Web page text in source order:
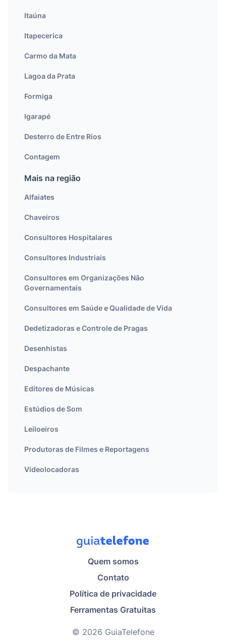
Itaúna
Itapecerica
Carmo da Mata
Lagoa da Prata
Formiga
Igarapé
Desterro de Entre Rios
Contagem
Mais na região
Alfaiates
Chaveiros
Consultores Hospitalares
Consultores Industriais
Consultores em Organizações Não
Governamentais
Consultores em Saúde e Qualidade de Vida
Dedetizadoras e Controle de Pragas
Desenhistas
Despachante
Editores de Músicas
Estúdios de Som
Leiloeiros
Produtoras de Filmes e Reportagens
Videolocadoras
Quem somos
Contato
Política de privacidade
Ferramentas Gratuitas
© 2026 GuiaTelefone